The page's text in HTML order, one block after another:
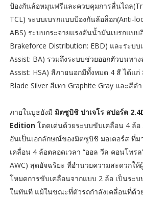
ป้องกันล้อหมุนฟรีและควบคุมการลื่นไถล
TCL) ระบบเบรกแบบป้องกันล้อล็อก(Anti-
ABS) ระบบกระจายแรงดันน้ำมันเบรกแบบ
Brakeforce Distribution: EBD) และระบบ
Assist: BA) รวมถึงระบบช่วยออกตัวบนทา
Assist: HSA) สีภายนอกมีทั้งหมด 4 สี ได้แก่
Blade Silver สีเทา Graphite Gray และสีด
ภายในบูธยังมี มิตซูบิชิ ปาเจโร สปอร์ต
Editionโดดเด่นด้วยระบบขับเคลื่อน 4 ล้อ
อันเป็นเอกลักษณ์ของมิตซูบิชิ มอเตอร์ส ที่
เคลื่อน 4 ล้อตลอดเวลา “ออล วีล คอนโทรล
AWC) สุดอัจฉริยะ ที่อำนวยความสะดวกใ
โหมดการขับเคลื่อนจากแบบ 2 ล้อ เป็นระ
ในทันที แม้ในขณะที่ตัวรถกำลังเคลื่อนที่ด้ว